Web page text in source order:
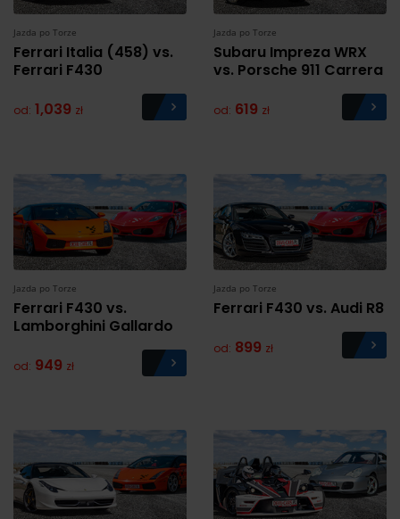
Jazda po Torze
Ferrari Italia (458) vs.
Ferrari F430
od: 1,039 zł
Jazda po Torze
Subaru Impreza WRX
vs. Porsche 911 Carrera
od: 619 zł
Jazda po Torze
Ferrari F430 vs.
Lamborghini Gallardo
od: 949 zł
Jazda po Torze
Ferrari F430 vs. Audi R8
od: 899 zł